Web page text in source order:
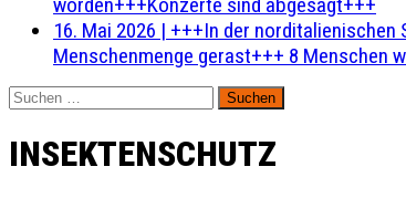
16. Mai 2026 | +++In der norditalienischen
Menschenmenge gerast+++ 8 Menschen
Suchen
nach:
INSEKTENSCHUTZ